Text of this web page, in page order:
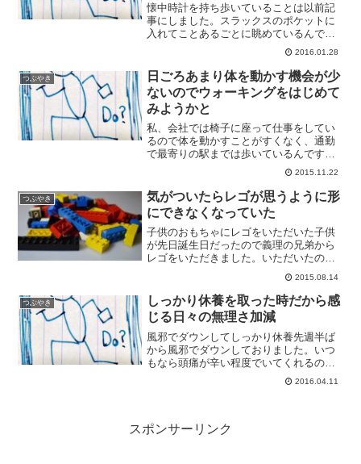
懐中時計を持ち歩いていることは以前記
事にしました。スラックスのポケットに
入れてことあるごとに眺めているんです
けど、これが使いにくくなってきまし
た。寒い季節、手が寒いので手袋するじ
ゃないですか。手袋をしているとポケッ
トに手が入れにくい。懐中時...
2016.01.28
つぶやき
日ごろあまり体を動かす機会が少
ないのでウォーキングをはじめて
みようかと
私、会社では椅子に座って仕事をしてい
るので体を動かすことがすくなく、通勤
で最寄りの駅までは歩いているんですけ
どそれでも足りないようで。どうも体力
が落ちてきちゃった感じがしているんで
すよね。それなので、この週末からウォ
ーキングをはじめてました...
2015.11.22
つぶやき
気がついたらレゴが思うように形
にできなくなっていた
子供のおもちゃにレゴをいただいた子供
が先日誕生日だったので義理の兄弟から
レゴをいただきました。いただいたのは
レゴのクラシック、何かの形に組み立て
るためのパーツがあるのではなく、何で
もできるためにパーツが集められている
もの。子供はまだ小さいの...
2015.08.14
つぶやき
しっかり休養を取った時だから感
じる日々の無理さ加減
風邪でダウンしてしっかり休養先週半ば
から風邪でダウンしておりました。いつ
もなら頭痛が辛い程度でいてくれるので
仕事できちゃうんですけど今回はしっか
り発熱。先月のドタバタの疲れがどっと
2016.04.11
スポンサーリンク